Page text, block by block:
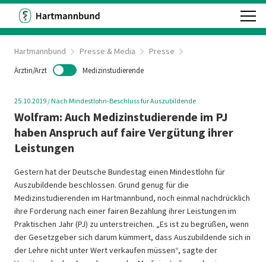
Hartmannbund Presse & Media Presse
Ärztin/Arzt Medizinstudierende
25.10.2019 /Nach Mindestlohn-Beschluss für Auszubildende
Wolfram: Auch Medizinstudierende im PJ
haben Anspruch auf faire Vergütung ihrer
Leistungen
Gestern hat der Deutsche Bundestag einen Mindestlohn für
Auszubildende beschlossen. Grund genug für die
Medizinstudierenden im Hartmannbund, noch einmal nachdrücklich
ihre Forderung nach einer fairen Bezahlung ihrer Leistungen im
Praktischen Jahr (PJ) zu unterstreichen. „Es ist zu begrüßen, wenn
der Gesetzgeber sich darum kümmert, dass Auszubildende sich in
der Lehre nicht unter Wert verkaufen müssen“, sagte der